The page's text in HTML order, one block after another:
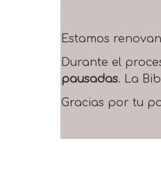
Estamos
Durante el
pausadas. La
Gracias por tu